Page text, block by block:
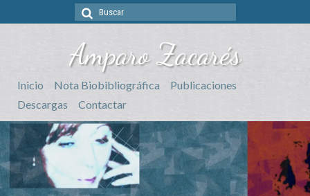
Buscar
Amparo Zacarés
Inicio Nota Biobibliográfica
Publicaciones
Descargas
Contactar